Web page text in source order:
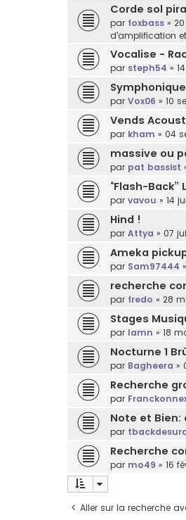
Corde sol
par foxbass » 20
d'amplification
Vocalise -
par steph54 »
par Vox06 » 10
Vends
par kham » 04
massive ou
par pat bassist
“Flash-
par vavou » 14
Hind !
par Attya » 07
Ameka
par Sam97444 »
recherche
par fredo » 28
Stages
par lamn » 18
Nocturne 1
par Bagheera »
Recherche
par
Note et Bien:
par
Recherche
par mo49 » 16
Aller sur la recherche